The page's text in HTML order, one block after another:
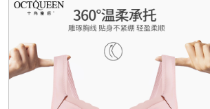
дел грудного вскармливания вер
хняя поддержка нижнее белье же
нщины